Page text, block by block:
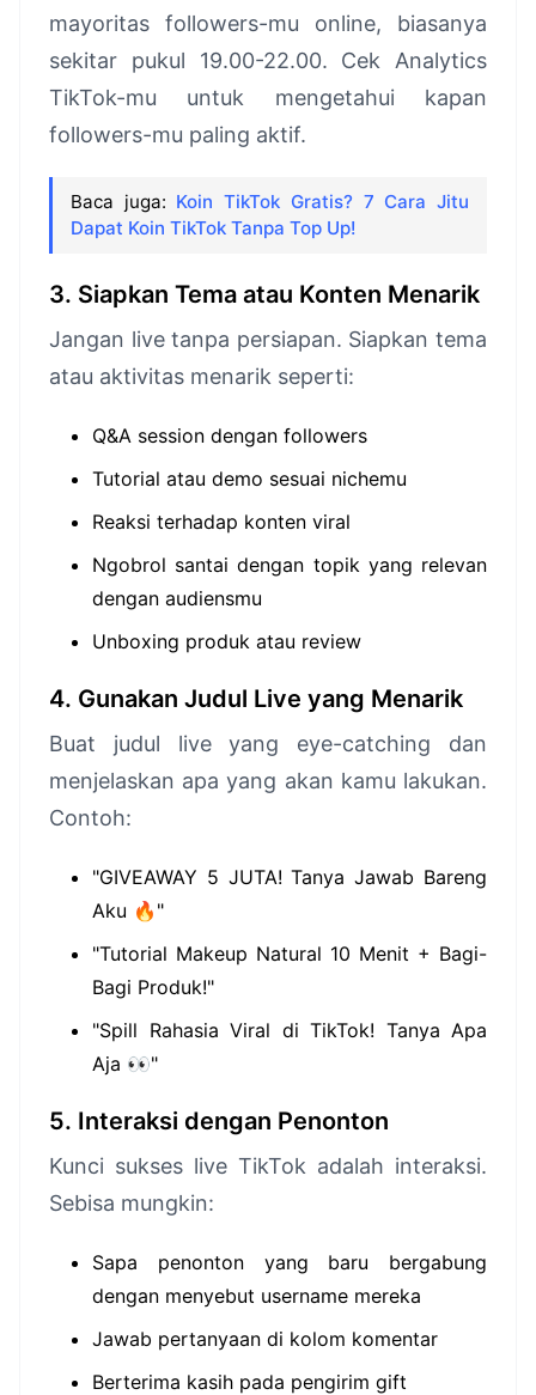
mayoritas followers-mu online, biasanya
sekitar pukul 19.00-22.00. Cek Analytics
TikTok-mu untuk mengetahui kapan
followers-mu paling aktif.
Baca juga: Koin TikTok Gratis? 7 Cara Jitu
Dapat Koin TikTok Tanpa Top Up!
3. Siapkan Tema atau Konten Menarik
Jangan live tanpa persiapan. Siapkan tema
atau aktivitas menarik seperti:
Q&A session dengan followers
Tutorial atau demo sesuai nichemu
Reaksi terhadap konten viral
Ngobrol santai dengan topik yang relevan
dengan audiensmu
Unboxing produk atau review
4. Gunakan Judul Live yang Menarik
Buat judul live yang eye-catching dan
menjelaskan apa yang akan kamu lakukan.
Contoh:
"GIVEAWAY 5 JUTA! Tanya Jawab Bareng
Aku 🔥"
"Tutorial Makeup Natural 10 Menit + Bagi-
Bagi Produk!"
"Spill Rahasia Viral di TikTok! Tanya Apa
Aja 👀"
5. Interaksi dengan Penonton
Kunci sukses live TikTok adalah interaksi.
Sebisa mungkin:
Sapa penonton yang baru bergabung
dengan menyebut username mereka
Jawab pertanyaan di kolom komentar
Berterima kasih pada pengirim gift